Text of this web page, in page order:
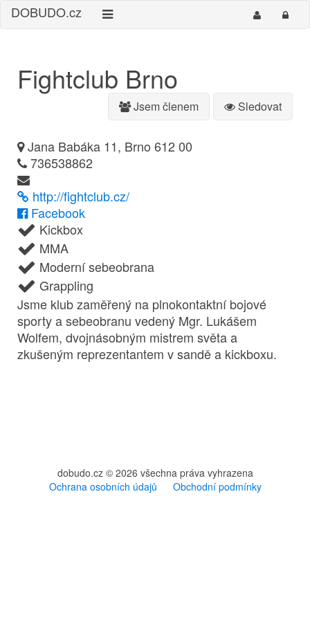
DOBUDO.cz
Fightclub Brno
Jsem členem Sledovat
Jana Babáka 11, Brno 612 00
736538862
http://fightclub.cz/
Facebook
Kickbox
MMA
Moderní sebeobrana
Grappling
Jsme klub zaměřený na plnokontaktní bojové
sporty a sebeobranu vedený Mgr. Lukášem
Wolfem, dvojnásobným mistrem světa a
zkušeným reprezentantem v sandě a kickboxu.
dobudo.cz © 2026 všechna práva vyhrazena
Ochrana osobních údajů
Obchodní podmínky